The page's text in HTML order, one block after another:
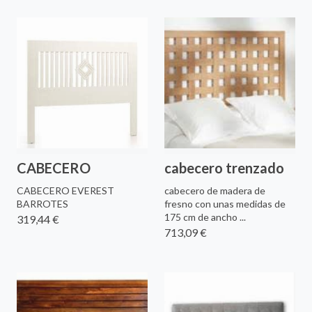
CABECERO
CABECERO EVEREST
BARROTES
319,44 €
cabecero trenzado
cabecero de madera de
fresno con unas medidas de
175 cm de ancho ...
713,09 €